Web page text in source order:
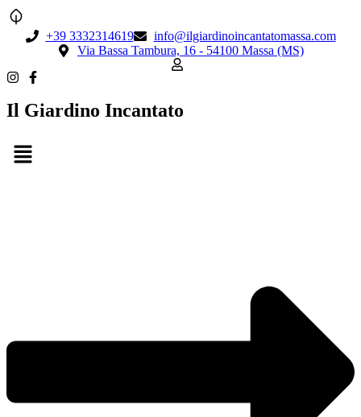
+39 3332314619
info@ilgiardinoincantatomassa.com
Via Bassa Tambura, 16 - 54100 Massa (MS)
Il Giardino Incantato
Menu